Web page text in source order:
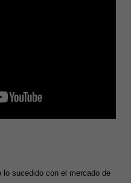
sucedido con el mercado de